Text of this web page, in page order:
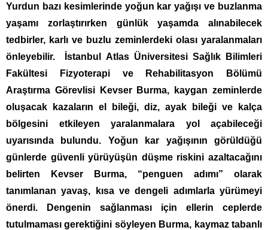
Yurdun bazı kesimlerinde yoğun kar yağışı ve buzlanma
yaşamı zorlaştırırken günlük yaşamda alınabilecek
tedbirler, karlı ve buzlu zeminlerdeki olası yaralanmaları
önleyebilir. İstanbul Atlas Üniversitesi Sağlık Bilimleri
Fakültesi Fizyoterapi ve Rehabilitasyon Bölümü
Araştırma Görevlisi Kevser Burma, kaygan zeminlerde
oluşacak kazaların el bileği, diz, ayak bileği ve kalça
bölgesini etkileyen yaralanmalara yol açabileceği
uyarısında bulundu. Yoğun kar yağışının görüldüğü
günlerde güvenli yürüyüşün düşme riskini azaltacağını
belirten Kevser Burma, “penguen adımı” olarak
tanımlanan yavaş, kısa ve dengeli adımlarla yürümeyi
önerdi. Dengenin sağlanması için ellerin ceplerde
tutulmaması gerektiğini söyleyen Burma, kaymaz tabanlı